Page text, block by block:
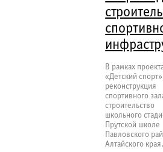
В рамках
«Детский
реконструкция
спортивного
строительство
школьного
Прутской школе
Павловского
Алтайского края.